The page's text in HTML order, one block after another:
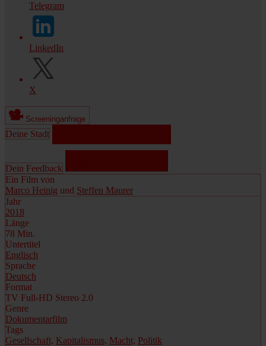
Telegram
LinkedIn
X
Screeninganfrage
Deine Stadt
Dein Feedback
Ein Film von
Marco Heinig und Steffen Maurer
Jahr
2018
Länge
78 Min.
Untertitel
Englisch
Sprache
Deutsch
Format
TV Full-HD Stereo 2.0
Genre
Dokumentarfilm
Tags
Gesellschaft, Kapitalismus, Macht, Politik